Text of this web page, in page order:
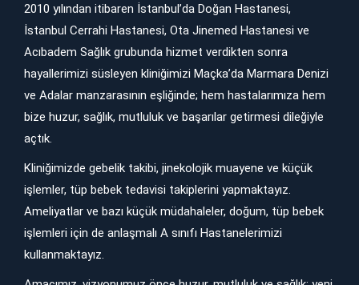
2010 yılından itibaren İstanbul’da Doğan Hastanesi,
İstanbul Cerrahi Hastanesi, Ota Jinemed Hastanesi ve
Acıbadem Sağlık grubunda hizmet verdikten sonra
hayallerimizi süsleyen kliniğimizi Maçka’da Marmara Denizi
ve Adalar manzarasının eşliğinde; hem hastalarımıza hem
bize huzur, sağlık, mutluluk ve başarılar getirmesi dileğiyle
açtık.
Kliniğimizde gebelik takibi, jinekolojik muayene ve küçük
işlemler, tüp bebek tedavisi takiplerini yapmaktayız.
Ameliyatlar ve bazı küçük müdahaleler, doğum, tüp bebek
işlemleri için de anlaşmalı A sınıfı Hastanelerimizi
kullanmaktayız.